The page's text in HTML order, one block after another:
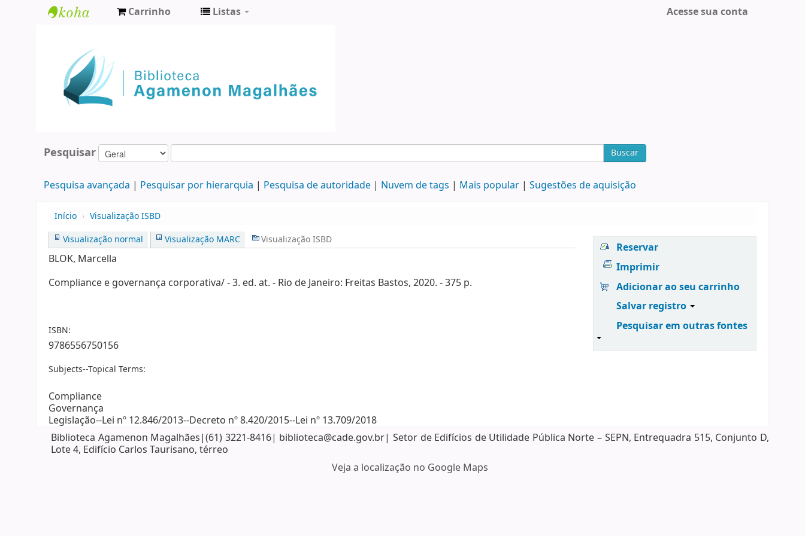
Agamenon
Magalhães
Carrinho Listas Acesse sua conta
Pesquisar Buscar
Pesquisa avançada Pesquisar por hierarquia Pesquisa de autoridade Nuvem de tags Mais popular Sugestões de aquisição
Início › Visualização ISBD
Visualização normal
Visualização MARC Visualização ISBD
BLOK, Marcella
Compliance e governança corporativa/ - 3. ed. at. - Rio de Janeiro: Freitas Bastos, 2020. - 375 p.
ISBN:
9786556750156
Subjects--Topical Terms:
Compliance
Governança
Legislação--Lei nº 12.846/2013--Decreto nº 8.420/2015--Lei nº 13.709/2018
Reservar
Imprimir
Adicionar ao seu carrinho
Salvar registro
Pesquisar em outras fontes
Biblioteca Agamenon Magalhães|(61) 3221-8416| biblioteca@cade.gov.br| Setor de Edifícios de Utilidade Pública Norte – SEPN, Entrequadra 515, Conjunto D,
Lote 4, Edifício Carlos Taurisano, térreo
Veja a localização no Google Maps